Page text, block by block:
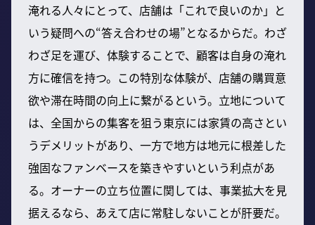
淹れる人々にとって、店舗は「これで良いのか」と
いう疑問への“答え合わせの場”となるからだ。わざ
わざ足を運び、体験することで、顧客は自身の淹れ
方に確信を持つ。この特別な体験が、店舗の購買意
欲や滞在時間の向上に繋がるという。立地について
は、全国からの集客を狙う東京には家賃の高さとい
うデメリットがあり、一方で地方は地元に根差した
強固なファンベースを築きやすいという利点があ
る。オーナーの立ち位置に関しては、事業拡大を見
据えるなら、あえて店に常駐しないことが肝要だ。